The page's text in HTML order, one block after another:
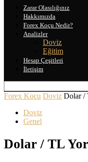
Zarar Olasılığınız
Hakkımızda
Forex Koçu Nedir?
Analizler
Doviz
Eğitim
Hesap Çeşitleri
İletişim
Forex Koçu Doviz Dolar /
Doviz
Genel
Dolar / TL